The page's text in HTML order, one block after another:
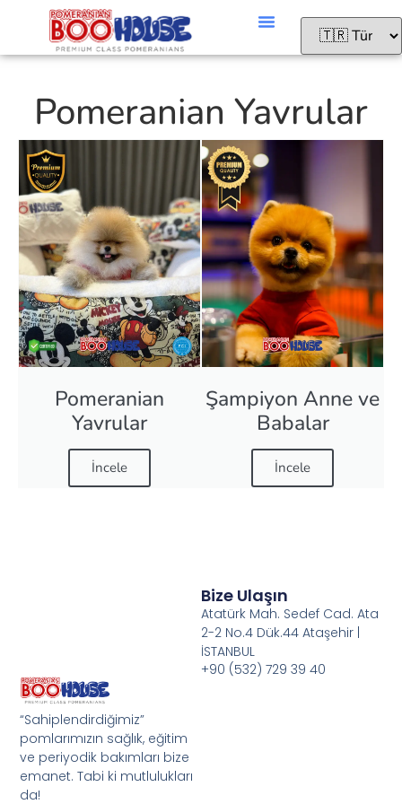
Pomeranian Yavrular
Pomeranian
Yavrular
İncele
Şampiyon Anne ve
Babalar
İncele
“Sahiplendirdiğimiz”
pomlarımızın sağlık, eğitim
ve periyodik bakımları bize
emanet. Tabi ki mutlulukları
da!
Bize Ulaşın
Atatürk Mah. Sedef Cad. Ata
2-2 No.4 Dük.44 Ataşehir |
İSTANBUL
+90 (532) 729 39 40